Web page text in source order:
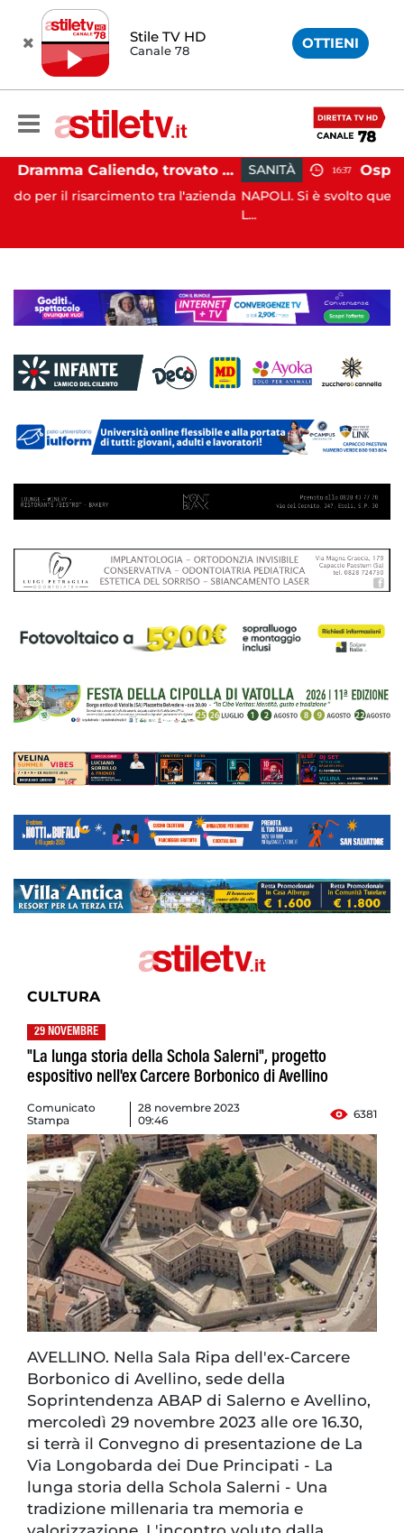
Stile TV HD
Canale 78 OTTIENI
Dramma Caliendo, trovato accordo sul risarcimento tra famiglia e "Monaldi"
tra l'azienda
SANITÀ 16:37
NAPOLI. Si è svolto questa mattina, presso il
CULTURA
29 NOVEMBRE
"La lunga storia della Schola Salerni", progetto
espositivo nell'ex Carcere Borbonico di Avellino
Comunicato
Stampa
28 novembre 2023
09:46
6381
AVELLINO. Nella Sala Ripa dell'ex-Carcere
Borbonico di Avellino, sede della
Soprintendenza ABAP di Salerno e Avellino,
mercoledì 29 novembre 2023 alle ore 16.30,
si terrà il Convegno di presentazione de La
Via Longobarda dei Due Principati - La
lunga storia della Schola Salerni - Una
tradizione millenaria tra memoria e